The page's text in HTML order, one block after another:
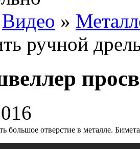
Видео »
ручной
большое отверстие в металле.